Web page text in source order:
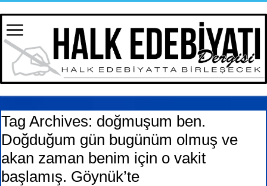
Tag Archives: doğmuşum ben.
Doğduğum gün bugünüm olmuş ve
akan zaman benim için o vakit
başlamış. Göynük’te